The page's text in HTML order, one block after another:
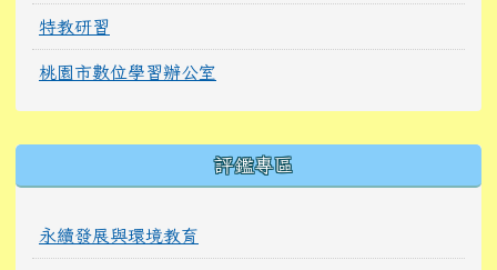
特教研習
桃園市數位學習辦公室
評鑑專區
永續發展與環境教育